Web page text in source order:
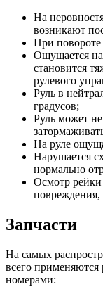
На
возникают
При повороте
Ощущается
становится
рулевого
Руль в
градусов;
Руль может
На руле
Нарушается
нормально
Осмотр рейки
Запчасти
На самых
всего
номерами: